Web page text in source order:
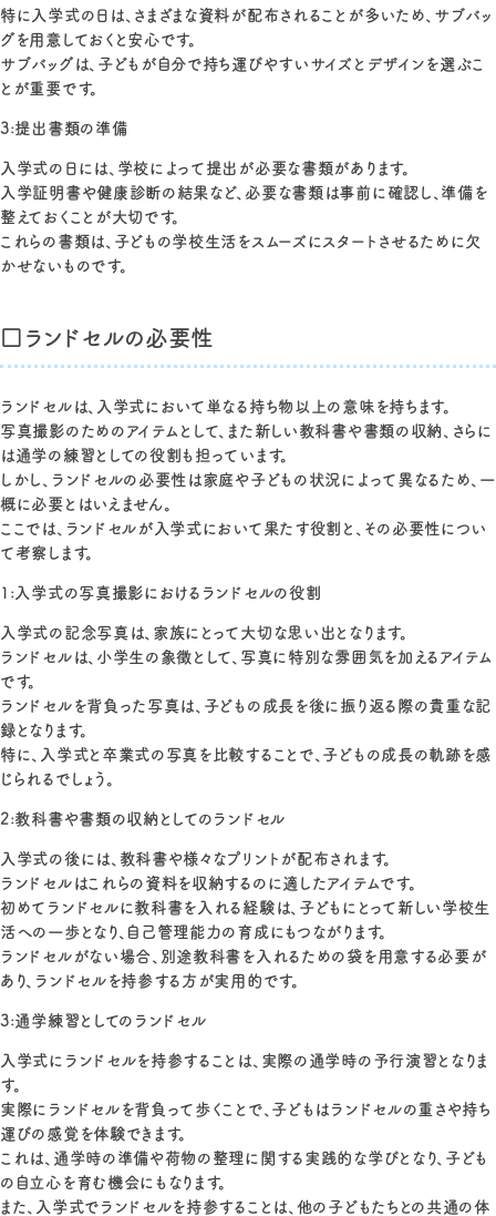
特に入学式の日は、さまざまな資料が配布されることが多いため、サブバッ
グを用意しておくと安心です。
サブバッグは、子どもが自分で持ち運びやすいサイズとデザインを選ぶこ
とが重要です。
3:提出書類の準備
入学式の日には、学校によって提出が必要な書類があります。
入学証明書や健康診断の結果など、必要な書類は事前に確認し、準備を
整えておくことが大切です。
これらの書類は、子どもの学校生活をスムーズにスタートさせるために欠
かせないものです。
□ランドセルの必要性
ランドセルは、入学式において単なる持ち物以上の意味を持ちます。
写真撮影のためのアイテムとして、また新しい教科書や書類の収納、さらに
は通学の練習としての役割も担っています。
しかし、ランドセルの必要性は家庭や子どもの状況によって異なるため、一
概に必要とはいえません。
ここでは、ランドセルが入学式において果たす役割と、その必要性につい
て考察します。
1:入学式の写真撮影におけるランドセルの役割
入学式の記念写真は、家族にとって大切な思い出となります。
ランドセルは、小学生の象徴として、写真に特別な雰囲気を加えるアイテム
です。
ランドセルを背負った写真は、子どもの成長を後に振り返る際の貴重な記
録となります。
特に、入学式と卒業式の写真を比較することで、子どもの成長の軌跡を感
じられるでしょう。
2:教科書や書類の収納としてのランドセル
入学式の後には、教科書や様々なプリントが配布されます。
ランドセルはこれらの資料を収納するのに適したアイテムです。
初めてランドセルに教科書を入れる経験は、子どもにとって新しい学校生
活への一歩となり、自己管理能力の育成にもつながります。
ランドセルがない場合、別途教科書を入れるための袋を用意する必要が
あり、ランドセルを持参する方が実用的です。
3:通学練習としてのランドセル
入学式にランドセルを持参することは、実際の通学時の予行演習となりま
す。
実際にランドセルを背負って歩くことで、子どもはランドセルの重さや持ち
運びの感覚を体験できます。
これは、通学時の準備や荷物の整理に関する実践的な学びとなり、子ども
の自立心を育む機会にもなります。
また、入学式でランドセルを持参することは、他の子どもたちとの共通の体